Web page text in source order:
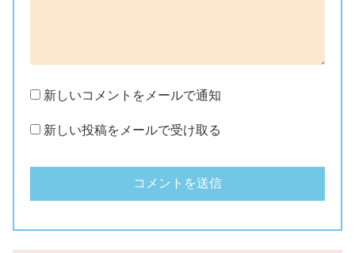
新しいコメントをメールで通知
新しい投稿をメールで受け取る